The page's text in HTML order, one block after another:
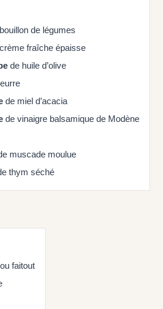
de légumes
fraîche épaisse
de huile d’olive
de miel d’acacia
de vinaigre balsamique de Modène
muscade moulue
thym séché
faitout